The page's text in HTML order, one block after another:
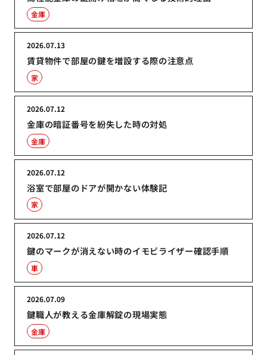
金庫
賃貸物件で部屋の鍵を増設する際の注意点
2026.07.13
家
金庫の暗証番号を紛失した時の対処
2026.07.12
金庫
浴室で部屋のドアが開かない体験記
2026.07.12
家
鍵のマークが消えない時のイモビライザー確認手順
2026.07.12
車
鍵職人が教える金庫解錠の現場実態
2026.07.09
金庫